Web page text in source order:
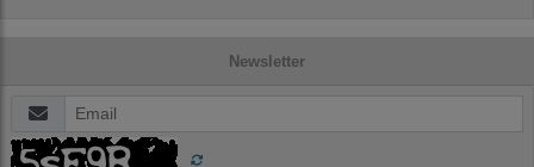
Newsletter